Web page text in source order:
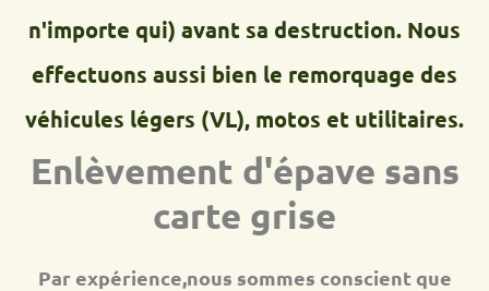
n'importe qui) avant sa destruction. Nous
effectuons aussi bien le remorquage des
véhicules légers (VL), motos et utilitaires.
Enlèvement d'épave sans
carte grise
Par expérience,nous sommes conscient que